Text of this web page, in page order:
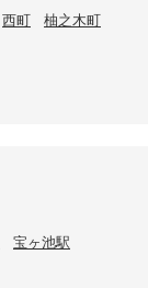
西町 柚之木町
宝ヶ池駅